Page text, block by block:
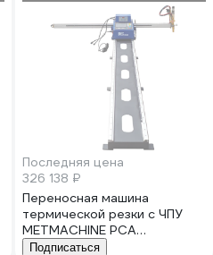
Последняя цена
326 138 ₽
Переносная машина
термической резки с ЧПУ
METMACHINE PCA
1500x6000 00-00000975
Подписаться